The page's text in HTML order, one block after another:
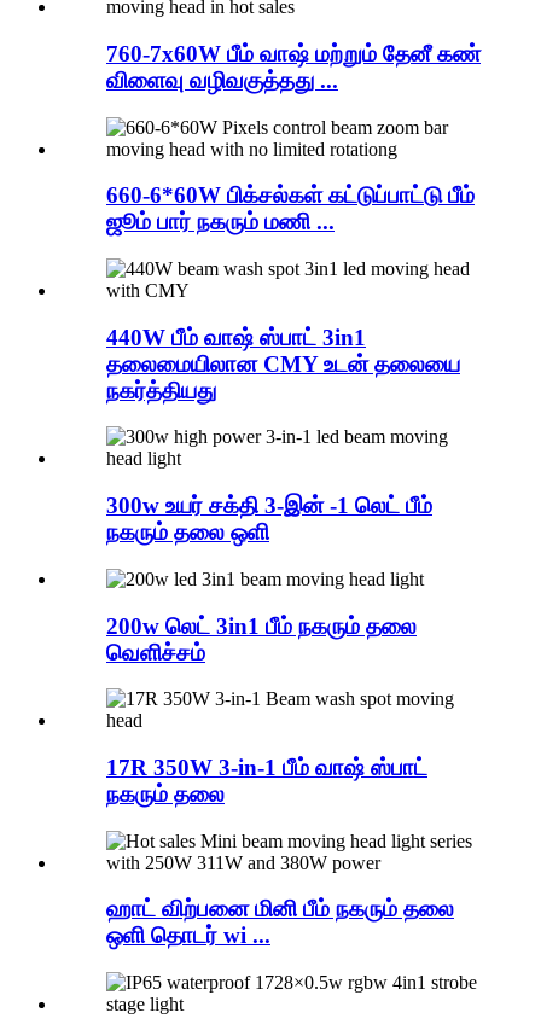
760-7x60W பீம் வாஷ் மற்றும் தேனீ கண்
விளைவு வழிவகுத்தது ...
660-6*60W பிக்சல்கள் கட்டுப்பாட்டு பீம்
ஜூம் பார் நகரும் மணி ...
440W பீம் வாஷ் ஸ்பாட் 3in1
தலைமையிலான CMY உடன் தலையை
நகர்த்தியது
300w உயர் சக்தி 3-இன் -1 லெட் பீம்
நகரும் தலை ஒளி
200w லெட் 3in1 பீம் நகரும் தலை
வெளிச்சம்
17R 350W 3-in-1 பீம் வாஷ் ஸ்பாட்
நகரும் தலை
ஹாட் விற்பனை மினி பீம் நகரும் தலை
ஒளி தொடர் wi ...